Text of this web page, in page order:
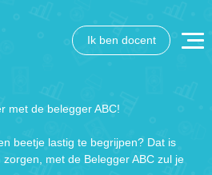
Ik ben docent
met de belegger ABC!
beetje lastig te begrijpen? Dat is
met de Belegger ABC zul je